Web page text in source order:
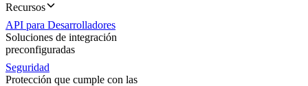
Recursos
API para Desarrolladores
Soluciones de integración
preconfiguradas
Seguridad
Protección que cumple con las